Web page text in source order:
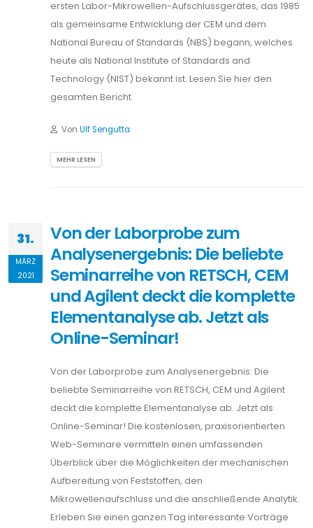
ersten Labor-Mikrowellen-Aufschlussgerätes, das 1985
als gemeinsame Entwicklung der CEM und dem
National Bureau of Standards (NBS) begann, welches
heute als National Institute of Standards and
Technology (NIST) bekannt ist. Lesen Sie hier den
gesamten Bericht
Von Ulf Sengutta
MEHR LESEN
31.
MÄRZ
2021
Von der Laborprobe zum
Analysenergebnis: Die beliebte
Seminarreihe von RETSCH, CEM
und Agilent deckt die komplette
Elementanalyse ab. Jetzt als
Online-Seminar!
Von der Laborprobe zum Analysenergebnis: Die
beliebte Seminarreihe von RETSCH, CEM und Agilent
deckt die komplette Elementanalyse ab. Jetzt als
Online-Seminar! Die kostenlosen, praxisorientierten
Web-Seminare vermitteln einen umfassenden
Überblick über die Möglichkeiten der mechanischen
Aufbereitung von Feststoffen, den
Mikrowellenaufschluss und die anschließende Analytik.
Erleben Sie einen ganzen Tag interessante Vorträge